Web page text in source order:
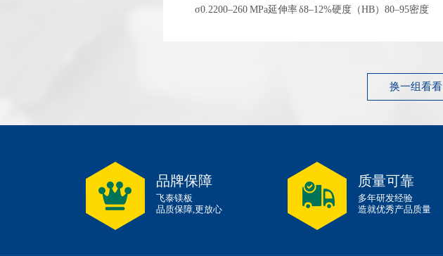
σ0.2200–260 MPa延伸率 δ8–12%硬度（HB）80–95密度
换一组看看
品牌保障
飞泰镁板
品质保障,更放心
质量可靠
多年研发经验
造就优秀产品质量